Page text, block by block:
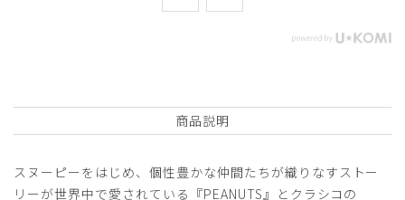
商品説明
スヌーピーをはじめ、個性豊かな仲間たちが織りなすストー
リーが世界中で愛されている『PEANUTS』とクラシコの